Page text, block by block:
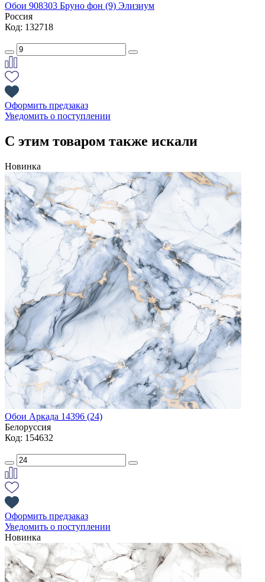
Обои 908303 Бруно фон (9) Элизиум
Россия
Код: 132718
Оформить предзаказ
Уведомить о поступлении
С этим товаром также искали
Новинка
Обои Аркада 14396 (24)
Белоруссия
Код: 154632
Оформить предзаказ
Уведомить о поступлении
Новинка